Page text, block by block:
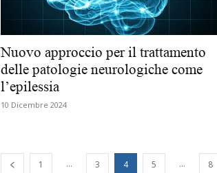
Nuovo approccio per il trattamento
delle patologie neurologiche come
l’epilessia
10 Dicembre 2024
1 ... 3 4 5 ... 8